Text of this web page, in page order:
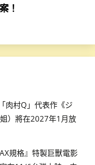
！
肉村Q」代表作《ジ
）將在2027年1月放
規格』特製巨獸電影